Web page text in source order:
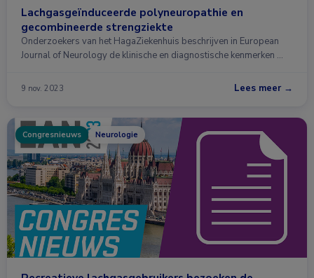
Lachgasgeïnduceerde polyneuropathie en
gecombineerde strengziekte
Onderzoekers van het HagaZiekenhuis beschrijven in European
Journal of Neurology de klinische en diagnostische kenmerken …
9 nov. 2023 Lees meer →
Congresnieuws Neurologie